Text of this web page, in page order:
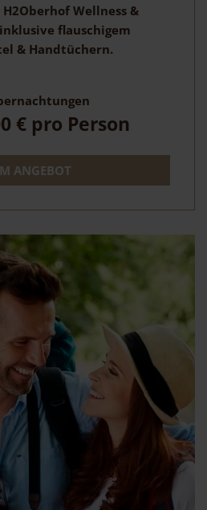
H2Oberhof Wellness &
flauschigem
& Handtüchern.
€ pro Person
ANGEBOT